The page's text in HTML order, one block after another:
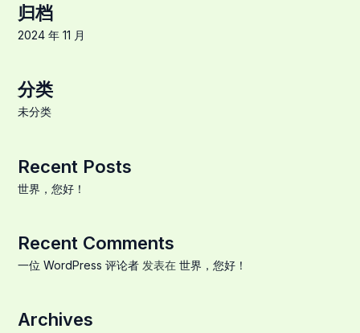
归档
2024 年 11 月
分类
未分类
Recent Posts
世界，您好！
Recent Comments
一位 WordPress 评论者发表在 世界，您好！
Archives